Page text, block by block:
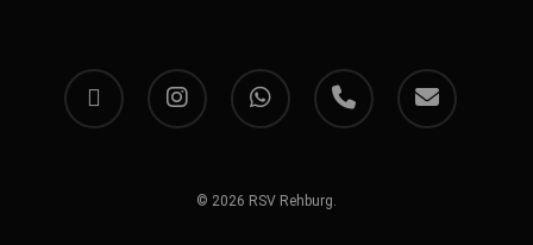
facebook instagram whatsapp phone email
© 2026 RSV Rehburg.